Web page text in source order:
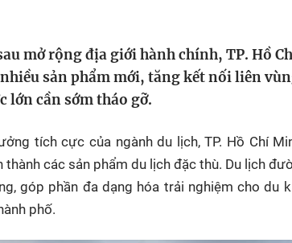
truyền hình
tài liệu
Made By Vietnam
Ngày hội HTV
Innovation Fest
Chung một tấm
lòng
mở rộng địa giới hành chính, TP. Hồ
sản phẩm mới, tăng kết nối liên
lớn cần sớm tháo gỡ.
tích cực của ngành du lịch, TP. Hồ Chí
các sản phẩm du lịch đặc thù. Du lịch
góp phần đa dạng hóa trải nghiệm cho du
phố.